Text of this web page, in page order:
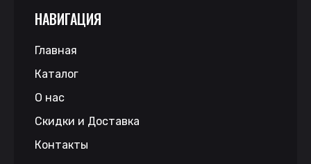
НАВИГАЦИЯ
Главная
Каталог
О нас
Скидки и Доставка
Контакты